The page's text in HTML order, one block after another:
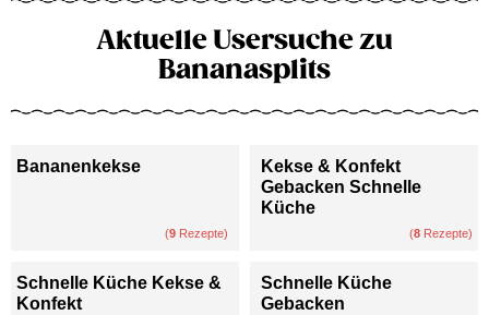
Aktuelle Usersuche zu
Bananasplits
Bananenkekse
(9 Rezepte)
Kekse & Konfekt
Gebacken Schnelle
Küche
(8 Rezepte)
Schnelle Küche Kekse &
Konfekt
Schnelle Küche
Gebacken